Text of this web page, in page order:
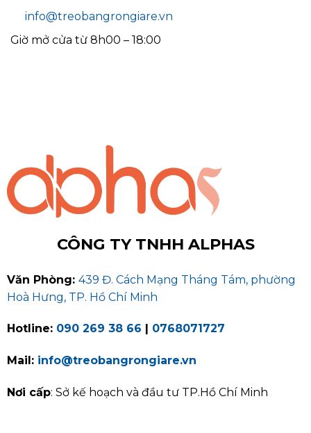
info@treobangrongiare.vn
Giờ mở cửa từ 8h00 – 18:00
CÔNG TY TNHH ALPHAS
Văn Phòng: 439 Đ. Cách Mạng Tháng Tám, phường
Hoà Hưng, TP. Hồ Chí Minh
Hotline: 090 269 38 66 0768071727
Mail: info@treobangrongiare.vn
Nơi cấp: Sở kế hoạch và đầu tư TP.Hồ Chí Minh